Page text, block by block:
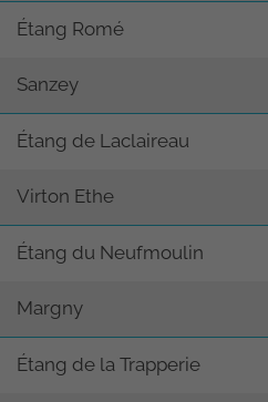
Étang Romé
Sanzey
Étang de Laclaireau
Virton Ethe
Étang du Neufmoulin
Margny
Étang de la Trapperie